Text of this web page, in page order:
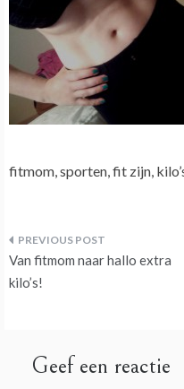
fitmom, sporten, fit zijn,
Bericht
navigatie
Van fitmom naar hallo extra
kilo’s!
Geef een reactie